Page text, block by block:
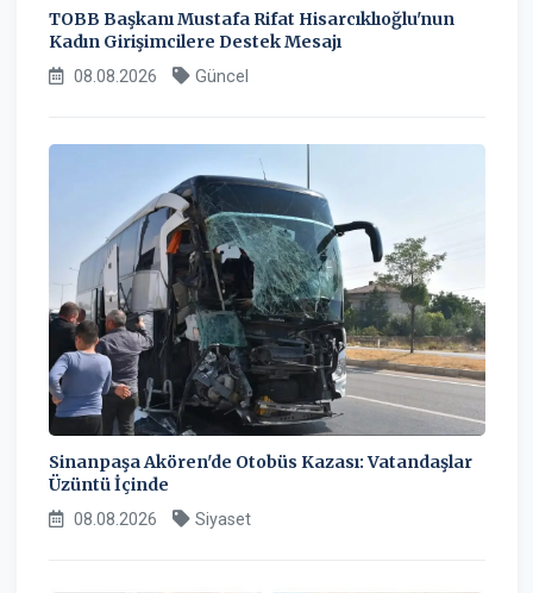
TOBB Başkanı Mustafa Rifat Hisarcıklıoğlu'nun
Kadın Girişimcilere Destek Mesajı
08.08.2026 Güncel
Sinanpaşa Akören'de Otobüs Kazası: Vatandaşlar
Üzüntü İçinde
08.08.2026 Siyaset